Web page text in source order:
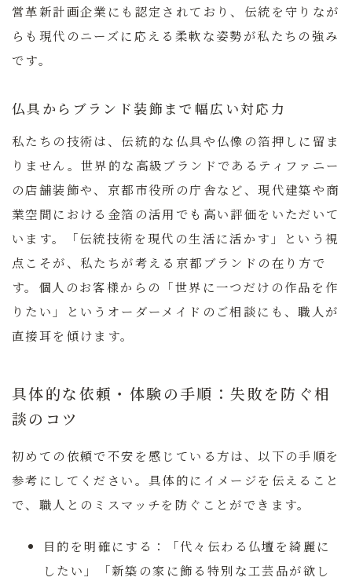
営革新計画企業にも認定されており、伝統を守りなが
らも現代のニーズに応える柔軟な姿勢が私たちの強み
です。
仏具からブランド装飾まで幅広い対応力
私たちの技術は、伝統的な仏具や仏像の箔押しに留ま
りません。世界的な高級ブランドであるティファニー
の店舗装飾や、京都市役所の庁舎など、現代建築や商
業空間における金箔の活用でも高い評価をいただいて
います。
「伝統技術を現代の生活に活かす」
という視
点こそが、私たちが考える京都ブランドの在り方で
す。個人のお客様からの「世界に一つだけの作品を作
りたい」というオーダーメイドのご相談にも、職人が
直接耳を傾けます。
具体的な依頼・体験の手順：失敗を防ぐ相
談のコツ
初めての依頼で不安を感じている方は、以下の手順を
参考にしてください。具体的にイメージを伝えること
で、職人とのミスマッチを防ぐことができます。
目的を明確にする：
「代々伝わる仏壇を綺麗に
したい」「新築の家に飾る特別な工芸品が欲し